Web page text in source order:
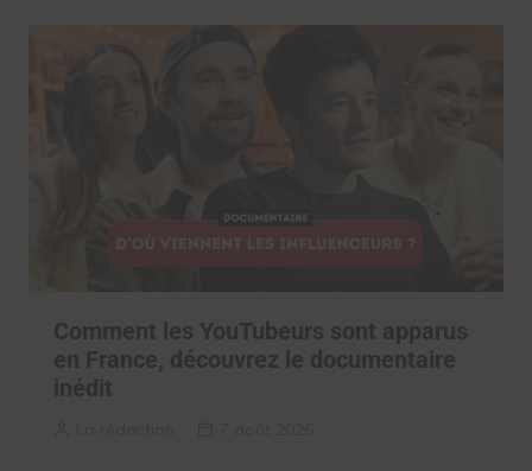
Comment les YouTubeurs sont apparus
en France, découvrez le documentaire
inédit